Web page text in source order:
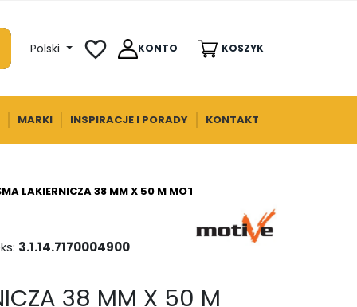
Polski favorite_border KONTO KOSZYK
MARKI INSPIRACJE I PORADY KONTAKT
LAKIERNICZA 38 MM X 50 M MOTIVE
3.1.14.7170004900
38 MM X 50 M